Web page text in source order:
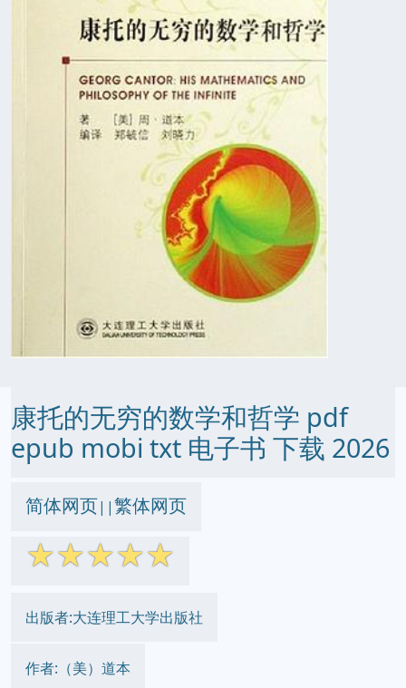
康托的无穷的数学和哲学 pdf
epub mobi txt 电子书 下载 2026
简体网页||繁体网页
☆☆☆☆☆
出版者:大连理工大学出版社
作者:（美）道本